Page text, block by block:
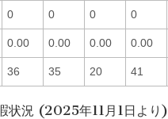
0 0 0 0
0.00 0.00 0.00 0.00
36 35 20 41
状況 (2025年11月1日より)